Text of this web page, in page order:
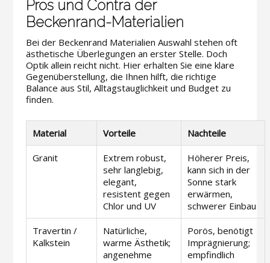
Pros und Contra der
Beckenrand-Materialien
Bei der Beckenrand Materialien Auswahl stehen oft
ästhetische Überlegungen an erster Stelle. Doch
Optik allein reicht nicht. Hier erhalten Sie eine klare
Gegenüberstellung, die Ihnen hilft, die richtige
Balance aus Stil, Alltagstauglichkeit und Budget zu
finden.
Material Vorteile Nachteile
Granit
Extrem robust,
sehr langlebig,
elegant,
resistent gegen
Chlor und UV
Höherer Preis,
kann sich in der
Sonne stark
erwärmen,
schwerer Einbau
Travertin /
Kalkstein
Natürliche,
warme Ästhetik;
angenehme
Porös, benötigt
Imprägnierung;
empfindlich